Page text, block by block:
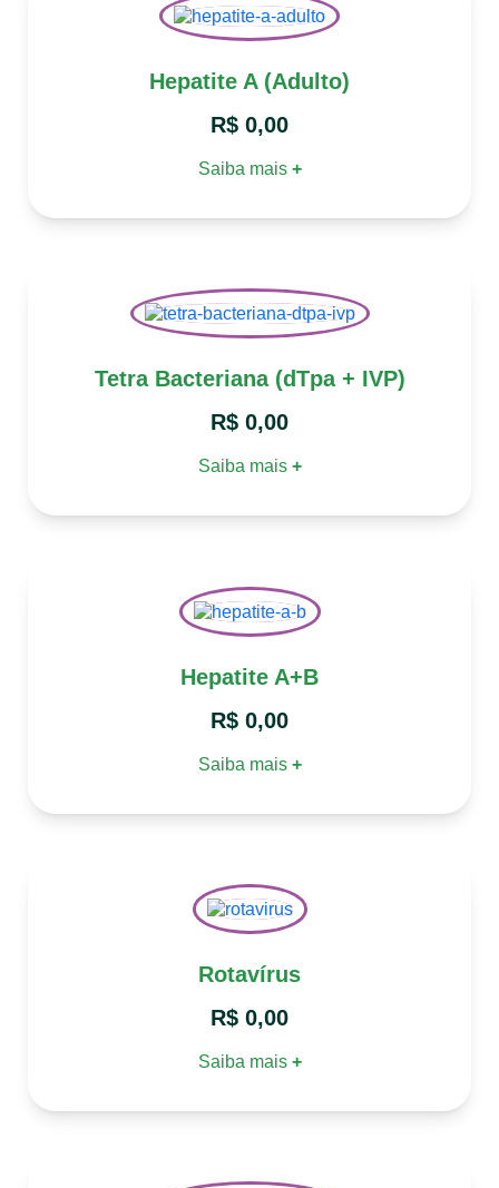
Hepatite A (Adulto)
R$ 0,00
Saiba mais +
Tetra Bacteriana (dTpa + IVP)
R$ 0,00
Saiba mais +
Hepatite A+B
R$ 0,00
Saiba mais +
Rotavírus
R$ 0,00
Saiba mais +